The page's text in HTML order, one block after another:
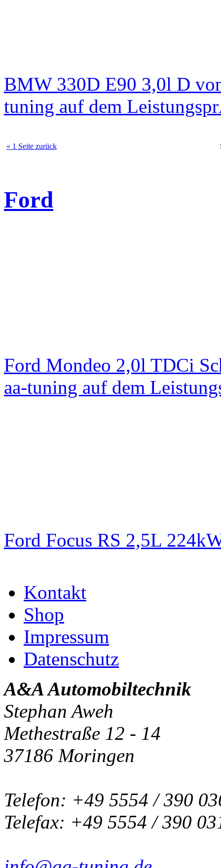
BMW 330D E90 3,0l D
tuning auf dem
« 1 Seite zurück
Ford
Ford Mondeo 2,0l TDCi
aa-tuning auf dem
Ford Focus RS 2,5L
Kontakt
Shop
Impressum
Datenschutz
A&A Automobiltechnik
Stephan Aweh
Methestraße 12 - 14
37186 Moringen
Telefon: +49 5554 / 390
Telefax: +49 5554 / 390